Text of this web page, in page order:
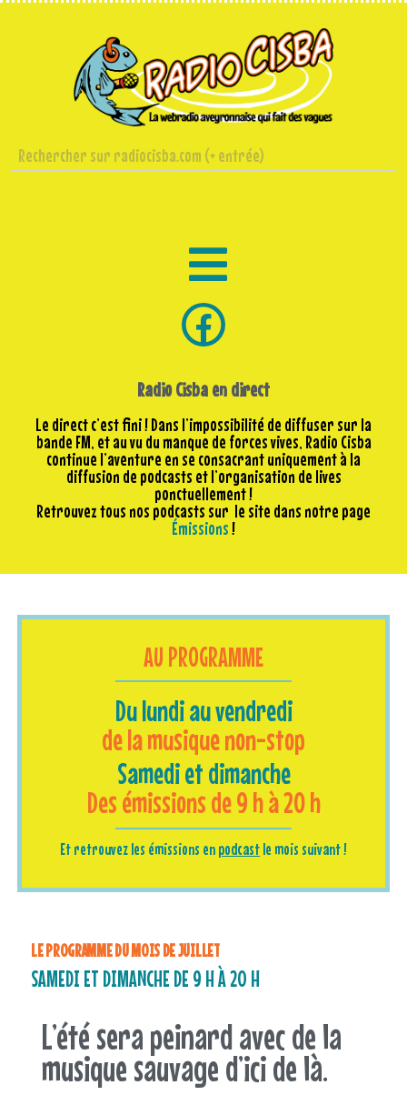
Radio Cisba en direct
Le direct c’est fini ! Dans l’impossibilité de diffuser sur la
bande FM, et au vu du manque de forces vives, Radio Cisba
continue l’aventure en se consacrant uniquement à la
diffusion de podcasts et l’organisation de lives
ponctuellement !
Retrouvez tous nos podcasts sur le site dans notre page
Émissions!
AU PROGRAMME
Du lundi au vendredi
de la musique non-stop
Samedi et dimanche
Des émissions de 9 h à 20 h
Et retrouvez les émissions enpodcastle mois suivant !
LE PROGRAMME DU MOIS DE JUILLET
SAMEDI ET DIMANCHE DE 9 H À 20 H
L’été sera peinard avec de la
musique sauvage d’ici de là.